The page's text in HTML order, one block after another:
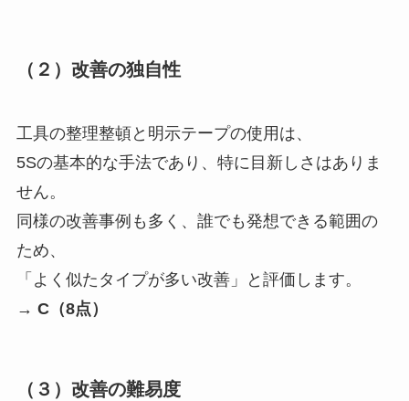
（２）改善の独自性
工具の整理整頓と明示テープの使用は、
5Sの基本的な手法であり、特に目新しさはありま
せん。
同様の改善事例も多く、誰でも発想できる範囲の
ため、
「よく似たタイプが多い改善」と評価します。
→ C（8点）
（３）改善の難易度